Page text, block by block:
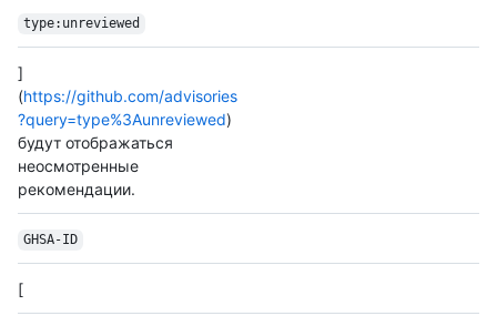
type:unreviewed
]
(https://github.com/advisories
?query=type%3Aunreviewed)
будут отображаться
неосмотренные
рекомендации.
GHSA-ID
[